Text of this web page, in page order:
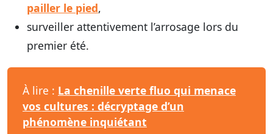
pailler le pied,
surveiller attentivement l’arrosage lors du
premier été.
À lire : La chenille verte fluo qui menace
vos cultures : décryptage d’un
phénomène inquiétant